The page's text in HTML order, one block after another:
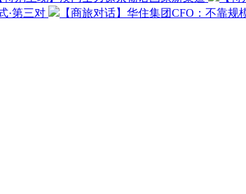
·第三对 【商旅对话】华住集团CFO：不靠